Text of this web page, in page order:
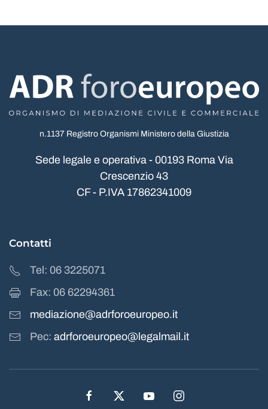
n.1137 Registro Organismi Ministero della Giustizia
Sede legale e operativa - 00193 Roma Via
Crescenzio 43
CF - P.IVA 17862341009
Contatti
Tel: 06 3225071
Fax: 06 62294361
mediazione@adrforoeuropeo.it
Pec: adrforoeuropeo@legalmail.it